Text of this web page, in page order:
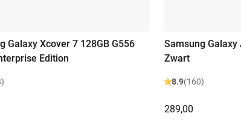
Galaxy Xcover 7 128GB G556
Edition
Samsung Galaxy
Zwart
8.9(160)
289,00